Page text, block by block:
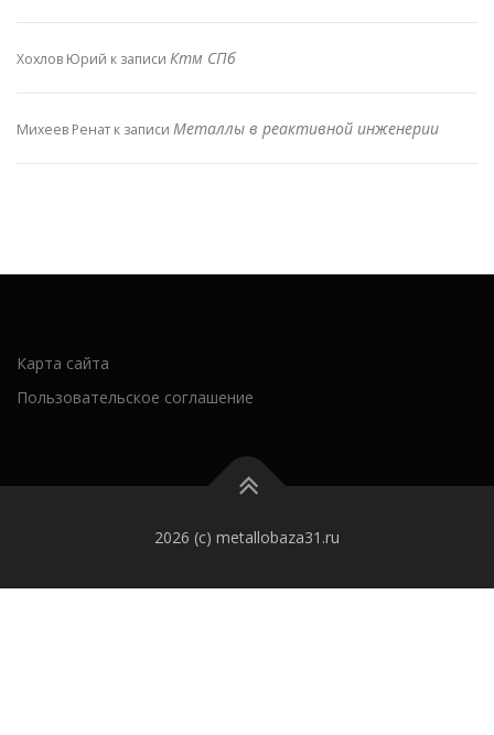
Хохлов Юрий к записи Ктм СПб
Михеев Ренат к записи Металлы в реактивной инженерии
Карта сайта
Пользовательское соглашение
2026 (c) metallobaza31.ru